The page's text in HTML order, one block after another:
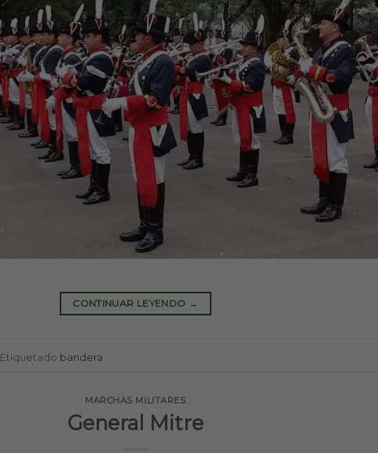
CONTINUAR LEYENDO →
Etiquetado bandera
MARCHAS MILITARES
General Mitre